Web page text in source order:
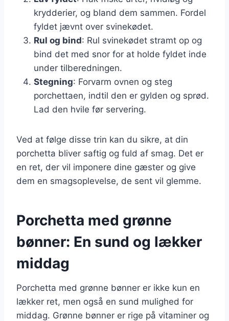
krydderier, og bland dem sammen. Fordel
fyldet jævnt over svinekødet.
Rul og bind: Rul svinekødet stramt op og
bind det med snor for at holde fyldet inde
under tilberedningen.
Stegning: Forvarm ovnen og steg
porchettaen, indtil den er gylden og sprød.
Lad den hvile før servering.
Ved at følge disse trin kan du sikre, at din
porchetta bliver saftig og fuld af smag. Det er
en ret, der vil imponere dine gæster og give
dem en smagsoplevelse, de sent vil glemme.
Porchetta med grønne
bønner: En sund og lækker
middag
Porchetta med grønne bønner er ikke kun en
lækker ret, men også en sund mulighed for
middag. Grønne bønner er rige på vitaminer og